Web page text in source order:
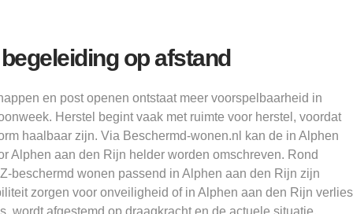
op afstand
en post openen ontstaat meer voorspelbaarheid in
Herstel begint vaak met ruimte voor herstel, voordat
haalbaar zijn. Via Beschermd-wonen.nl kan de in Alphen
Alphen aan den Rijn helder worden omschreven. Rond
beschermd wonen passend in Alphen aan den Rijn zijn
zorgen voor onveiligheid of in Alphen aan den Rijn verlies